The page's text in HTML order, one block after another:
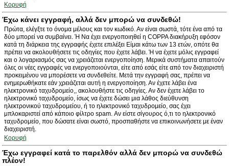
Κορυφή
Έχω κάνει εγγραφή, αλλά δεν μπορώ να συνδεθώ!
Πρώτα, ελέγξτε το όνομα μέλους και τον κωδικό. Αν είναι σωστά, τότε ένα από τα
δύο μπορεί να συμβαίνει. Ή Να έχει ενεργοποιηθεί η COPPA διακήρυξη εφόσον
κατά τη διάρκεια της εγγραφής έχετε επιλέξει Είμαι κάτω των 13 ετών, οπότε θα
πρέπει να ακολουθήσετε τις οδηγίες που έχετε λάβει. Ή να έχετε μόλις εγγραφεί
και ο λογαριασμός σας να χρειάζεται ενεργοποίηση. Μερικά συστήματα απαιτούν
όλες οι νέες εγγραφές να ενεργοποιούνται, είτε από εσάς είτε από τον διαχειριστή
προκειμένου να μπορέσετε να συνδεθείτε. Μετά την εγγραφή σας, πρέπει να
ενημερωθήκατε εάν χρειάζεται αυτή η ενεργοποίηση. Αν έχετε λάβει ένα
ηλεκτρονικό ταχυδρομείο,, ακολουθήστε τις οδηγίες. Αν δεν έχετε λάβει το
ηλεκτρονικό ταχυδρομείο, ίσως να έχετε δώσει μια λάθος διεύθυνση
ηλεκτρονικού ταχυδρομείου, ή το ηλεκτρονικό ταχυδρομείο, σας έχει
μπλοκαριστεί από κάποιο φίλτρο spam. Αν είστε σίγουρος ό,τι το ηλεκτρονικό
ταχυδρομείο, που δώσατε είναι σωστό, προσπαθήστε να επικοινωνήσετε με έναν
διαχειριστή.
Κορυφή
Έχω εγγραφεί κατά το παρελθόν αλλά δεν μπορώ να συνδεθώ
πλέον!